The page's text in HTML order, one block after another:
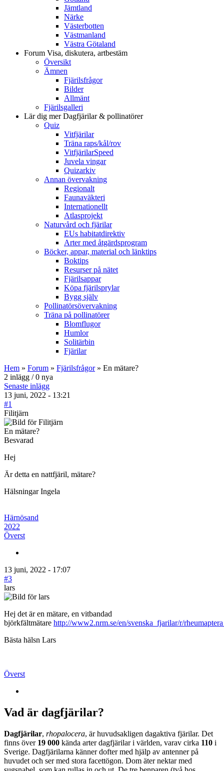
Jämtland
Närke
Västerbotten
Västmanland
Västra Götaland
Forum Visa, diskutera, artbestäm
Översikt
Ämnen
Fjärilsfrågor
Bilder
Allmänt
Fjärilsgalleri
Lär dig merDagfjärilar & pollinatörer
Quiz
Vitfjärilar
Träna raps/kål/rov
VitfjärilarSpeed
Juvela vingar
Quizarkiv
Annan övervakning
Regionalt
Faunaväkteri
Internationellt
Atlasprojekt
Naturvård och fjärilar
EUs habitatdirektiv
Arter med åtgärdsprogram
Böcker, appar, material och länktips
Boktips
Resurser på nätet
Fjärilsappar
Köpa fjärilsprylar
Bygg själv
Pollinatörsövervakning
Träna på pollinatörer
Blomflugor
Humlor
Solitärbin
Fjärilar
Hem » Forum » Fjärilsfrågor» En mätare?
2 inlägg / 0 nya
Senaste inlägg
13 juni, 2022 - 13:21
#1
Filitjärn
En mätare?
Besvarad
Hej
Är detta en nattfjäril, mätare?
Hälsningar Ingela
Härnösand
2022
Överst
13 juni, 2022 - 17:07
#3
lars
Hej det är en mätare, en vitbandad
björkfältmätare http://www2.nrm.se/en/svenska_fjarilar/r/
Bästa hälsn Lars
Överst
Vad är dagfjärilar?
Dagfjärilar, rhopalocera, är huvudsakligen dagaktiva fjärilar. Det
finns över 19 000 kända arter dagfjärilar i världen, varav cirka 110 i
Sverige. Dagfjärilarna känner dofter med hjälp av antenner på
huvudet och ser med stora facettögon. Dom äter nektar med